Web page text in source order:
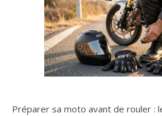
Préparer sa moto avant de rouler :